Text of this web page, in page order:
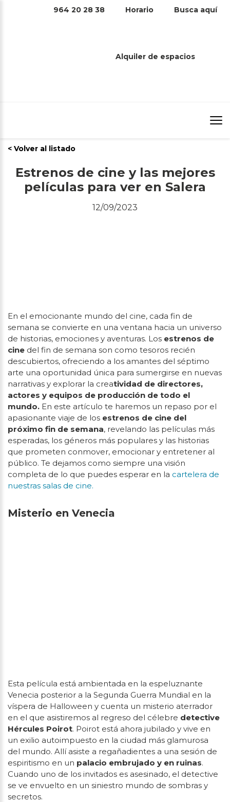
964 20 28 38 Horario Busca aquí
Alquiler de espacios
Estrenos de cine y las mejores películas para ver en
< Volver al listado
Estrenos de cine y las mejores
películas para ver en Salera
12/09/2023
En el emocionante mundo del cine, cada fin de
semana se convierte en una ventana hacia un universo
de historias, emociones y aventuras. Los estrenos de
cine del fin de semana son como tesoros recién
descubiertos, ofreciendo a los amantes del séptimo
arte una oportunidad única para sumergirse en nuevas
narrativas y explorar la creatividad de directores,
actores y equipos de producción de todo el
mundo. En este artículo te haremos un repaso por el
apasionante viaje de los estrenos de cine del
próximo fin de semana, revelando las películas más
esperadas, los géneros más populares y las historias
que prometen conmover, emocionar y entretener al
público. Te dejamos como siempre una visión
completa de lo que puedes esperar en la cartelera de
nuestras salas de cine.
Misterio en Venecia
Esta película está ambientada en la espeluznante
Venecia posterior a la Segunda Guerra Mundial en la
víspera de Halloween y cuenta un misterio aterrador
en el que asistiremos al regreso del célebre detective
Hércules Poirot. Poirot está ahora jubilado y vive en
un exilio autoimpuesto en la ciudad más glamurosa
del mundo. Allí asiste a regañadientes a una sesión de
espiritismo en un palacio embrujado y en ruinas.
Cuando uno de los invitados es asesinado, el detective
se ve envuelto en un siniestro mundo de sombras y
secretos.